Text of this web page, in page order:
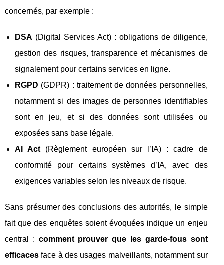
concernés, par exemple :
DSA (Digital Services Act) : obligations de diligence,
gestion des risques, transparence et mécanismes de
signalement pour certains services en ligne.
RGPD (GDPR) : traitement de données personnelles,
notamment si des images de personnes identifiables
sont en jeu, et si des données sont utilisées ou
exposées sans base légale.
AI Act (Règlement européen sur l’IA) : cadre de
conformité pour certains systèmes d’IA, avec des
exigences variables selon les niveaux de risque.
Sans présumer des conclusions des autorités, le simple
fait que des enquêtes soient évoquées indique un enjeu
central : comment prouver que les garde-fous sont
efficaces face à des usages malveillants, notamment sur